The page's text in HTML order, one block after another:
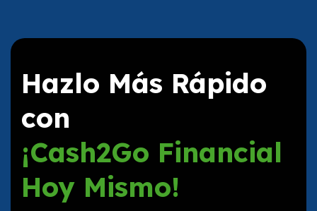
Hazlo Más Rápido
con
¡Cash2Go Financial
Hoy Mismo!